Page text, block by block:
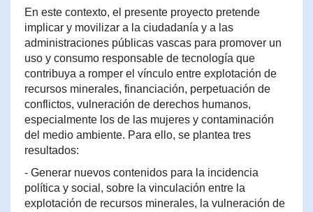
En este contexto, el presente proyecto pretende
implicar y movilizar a la ciudadanía y a las
administraciones públicas vascas para promover un
uso y consumo responsable de tecnología que
contribuya a romper el vínculo entre explotación de
recursos minerales, financiación, perpetuación de
conflictos, vulneración de derechos humanos,
especialmente los de las mujeres y contaminación
del medio ambiente. Para ello, se plantea tres
resultados:
- Generar nuevos contenidos para la incidencia
política y social, sobre la vinculación entre la
explotación de recursos minerales, la vulneración de